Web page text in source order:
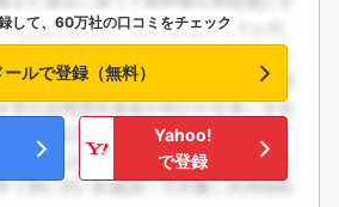
して、60万社の口コミをチェック
ールで登録（無料）
Yahoo!
で登録